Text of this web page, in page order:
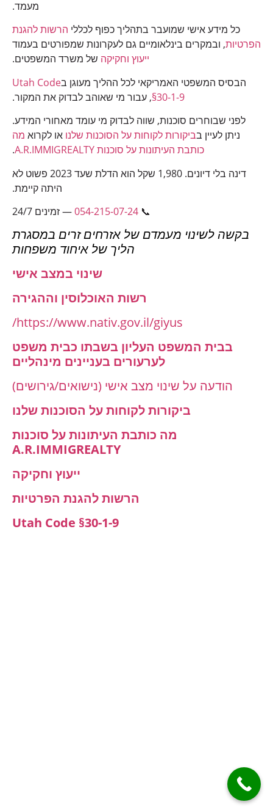
מעמד.
כל מידע אישי שמועבר בתהליך כפוף לכללי הרשות להגנת
הפרטיות, ובמקרים בינלאומיים גם לעקרונות שמפורטים בעמוד
ייעוץ וחקיקה של משרד המשפטים.
הבסיס המשפטי האמריקאי לכל ההליך מעוגן בUtah Code
§30-1-9, עבור מי שאוהב לבדוק את המקור.
לפני שבוחרים סוכנות, שווה לבדוק מי עומד מאחורי המידע.
ניתן לעיין בביקורות לקוחות על הסוכנות שלנו או לקרוא מה
כותבת העיתונות על סוכנות A.R.IMMIGREALTY
.
דינה בלי דיונים. 1,980 שקל הוא הדלת שעד 2023 פשוט לא
היתה קיימת.
📞
054-215-07-24— זמינים 24/7
בקשה לשינוי מעמדם של אזרחים זרים במסגרת
הליך של איחוד משפחות
שינוי במצב אישי
רשות האוכלוסין וההגירה
https://www.nativ.gov.il/giyus/
בבית המשפט העליון בשבתו כבית משפט
לערעורים בעניינים מינהליים
הודעה על שינוי מצב אישי (נישואים/גירושים)
ביקורות לקוחות על הסוכנות שלנו
מה כותבת העיתונות על סוכנות
A.R.IMMIGREALTY
ייעוץ וחקיקה
הרשות להגנת הפרטיות
Utah Code §30-1-9